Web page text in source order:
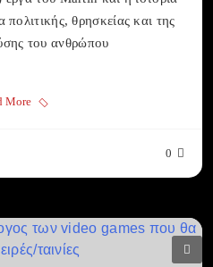
πολιτικής, θρησκείας και της
του ανθρώπου
More
0